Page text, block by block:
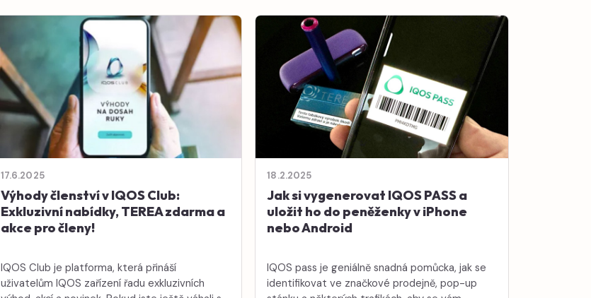
17.6.2025
Výhody členství v IQOS Club:
Exkluzivní nabídky, TEREA zdarma a
akce pro členy!
IQOS Club je platforma, která přináší
uživatelům IQOS zařízení řadu exkluzivních
18.2.2025
Jak si vygenerovat IQOS PASS a
uložit ho do peněženky v iPhone
nebo Android
IQOS pass je geniálně snadná pomůcka, jak se
identifikovat ve značkové prodejně, pop-up